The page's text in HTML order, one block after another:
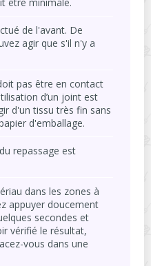
de l'avant. De
agir que s'il n'y a
pas être en contact
d’un joint est
d'un tissu très fin sans
d'emballage.
repassage est
dans les zones à
appuyer doucement
secondes et
vérifié le résultat,
vous dans une